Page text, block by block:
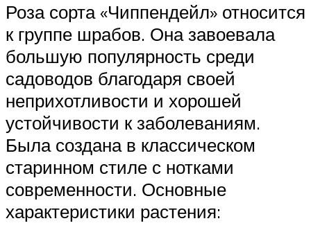
Роза сорта «Чиппендейл» относится
к группе шрабов. Она завоевала
большую популярность среди
садоводов благодаря своей
неприхотливости и хорошей
устойчивости к заболеваниям.
Была создана в классическом
старинном стиле с нотками
современности. Основные
характеристики растения: